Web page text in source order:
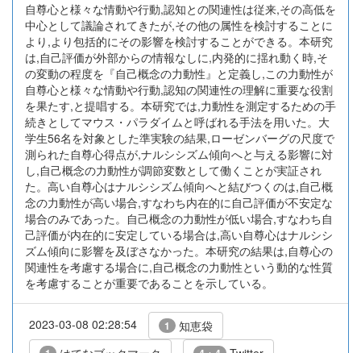
自尊心と様々な情動や行動,認知との関連性は従来,その高低を
中心として議論されてきたが,その他の属性を検討することに
より,より包括的にその影響を検討することができる。本研究
は,自己評価が外部からの情報なしに,内発的に揺れ動く時,そ
の変動の程度を『自己概念の力動性』と定義し,この力動性が
自尊心と様々な情動や行動,認知の関連性の理解に重要な役割
を果たす,と提唱する。本研究では,力動性を測定するための手
続きとしてマウス・パラダイムと呼ばれる手法を用いた。大
学生56名を対象とした準実験の結果,ローゼンバーグの尺度で
測られた自尊心得点が,ナルシシズム傾向へと与える影響に対
し,自己概念の力動性が調節変数として働くことが実証され
た。高い自尊心はナルシシズム傾向へと結びつくのは,自己概
念の力動性が高い場合,すなわち内在的に自己評価が不安定な
場合のみであった。自己概念の力動性が低い場合,すなわち自
己評価が内在的に安定している場合は,高い自尊心はナルシシ
ズム傾向に影響を及ぼさなかった。本研究の結果は,自尊心の
関連性を考慮する場合に,自己概念の力動性という動的な性質
を考慮することが重要であることを示している。
2023-03-08 02:28:54 1 知恵袋